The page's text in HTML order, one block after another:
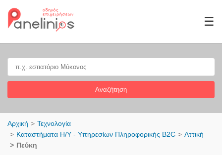
☰
Αναζήτηση
Αρχική
Τεχνολογία
Καταστήματα Η/Υ - Υπηρεσίων Πληροφορικής B2C
Αττική
Πεύκη